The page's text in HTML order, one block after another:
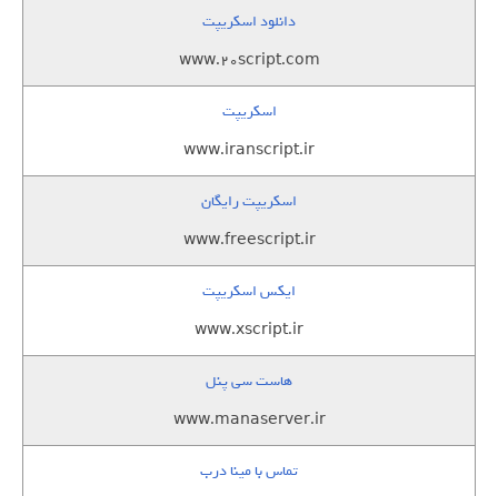
دانلود اسکریپت
www.20script.com
اسکریپت
www.iranscript.ir
اسکریپت رایگان
www.freescript.ir
ایکس اسکریپت
www.xscript.ir
هاست سی پنل
www.manaserver.ir
تماس با مینا درب